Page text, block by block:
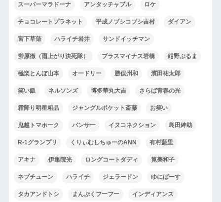
スーパーマラドーナ アンタッチャブル ロケ
チョコレートプラネット 平成ノブシコブシ吉村 ダイアン
宮下草薙 ハライチ岩井 サンドイッチマン
蛍原徹（雨上がり決死隊） プラスマイナス岩橋 紺野ぶるま
極楽とんぼ山本 オードリー 勝俣州和 濱田祐太郎
笑い飯 ネルソンズ 博多華丸大吉 さらば青春の光
霜降り明星粗品 ジャングルポケット斎藤 お笑い
鬼越トマホーク パンサー イヌコネクション 島田紳助
R-1グランプリ くりぃむしちゅーのANN 有村藍里
アキナ 伊集院光 ロングコートダディ 筧美和子
ネプチューン ハライチ ジェラードン ゆにばーす
タカアンドトシ まんぷくフーフー インディアンス